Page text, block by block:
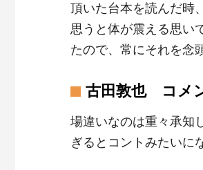
頂いた台本を読んだ時
思うと体が震える思い
たので、常にそれを念
古田敦也 コメ
場違いなのは重々承知
ぎるとコントみたいに